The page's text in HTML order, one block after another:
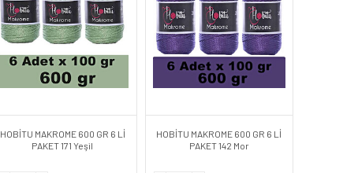
HOBİTU MAKROME 600 GR 6 Lİ
PAKET 171 Yeşil
HOBİTU MAKROME 600 GR 6 Lİ
PAKET 142 Mor